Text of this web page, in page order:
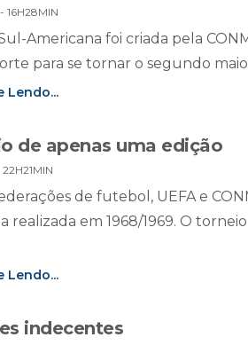
16H28MIN
Americana foi criada pela
para se tornar o segundo
Lendo...
de apenas uma edição
22H21MIN
de futebol, UEFA e
realizada em 1968/1969. O
Lendo...
indecentes